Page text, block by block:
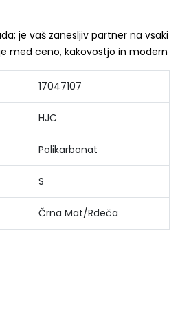
je vaš zanesljiv partner na vsaki
med ceno, kakovostjo in modern
17047107
HJC
Polikarbonat
S
Črna Mat/Rdeča